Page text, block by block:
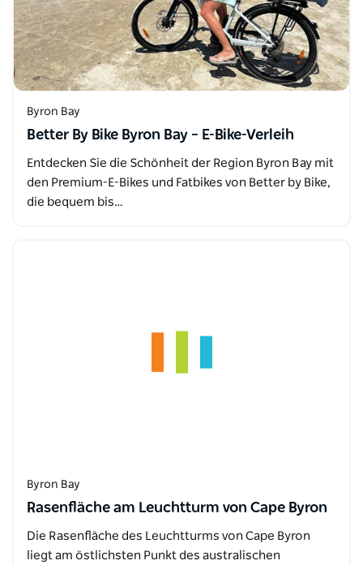
Byron Bay
Better By Bike Byron Bay – E-Bike-Verleih
Entdecken Sie die Schönheit der Region Byron Bay mit
den Premium-E-Bikes und Fatbikes von Better by Bike,
die bequem bis…
Byron Bay
Rasenfläche am Leuchtturm von Cape Byron
Die Rasenfläche des Leuchtturms von Cape Byron
liegt am östlichsten Punkt des australischen